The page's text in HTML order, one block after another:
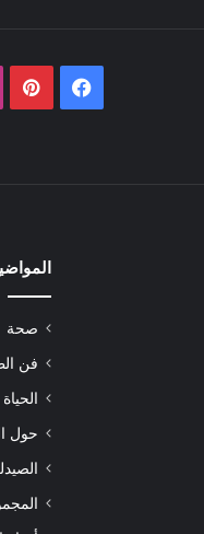
فيسبوك
صحة
فن
حول